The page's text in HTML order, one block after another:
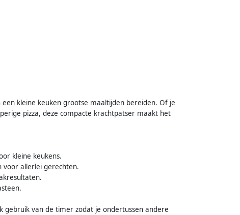
Air Fry
kleine keuken grootse maaltijden bereiden. Of je
pizza, deze compacte krachtpatser maakt het
kleine keukens.
voor allerlei gerechten.
gebruik van de timer zodat je ondertussen andere